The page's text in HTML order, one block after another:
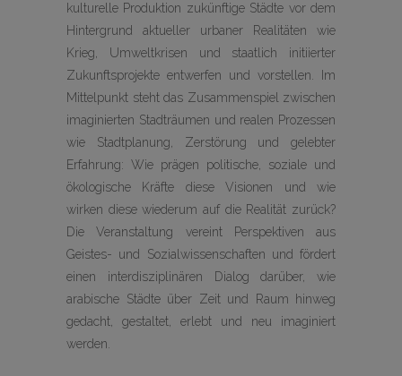
kulturelle Produktion zukünftige Städte vor dem
Hintergrund aktueller urbaner Realitäten wie
Krieg, Umweltkrisen und staatlich initiierter
Zukunftsprojekte entwerfen und vorstellen. Im
Mittelpunkt steht das Zusammenspiel zwischen
imaginierten Stadträumen und realen Prozessen
wie Stadtplanung, Zerstörung und gelebter
Erfahrung: Wie prägen politische, soziale und
ökologische Kräfte diese Visionen und wie
wirken diese wiederum auf die Realität zurück?
Die Veranstaltung vereint Perspektiven aus
Geistes- und Sozialwissenschaften und fördert
einen interdisziplinären Dialog darüber, wie
arabische Städte über Zeit und Raum hinweg
gedacht, gestaltet, erlebt und neu imaginiert
werden.